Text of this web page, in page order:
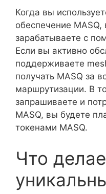
Когда вы
обеспечение MASQ,
зарабатываете с
Если вы активно
поддерживаете
получать MASQ за
маршрутизации. В
запрашиваете и
MASQ, вы будете
токенами MASQ.
Что